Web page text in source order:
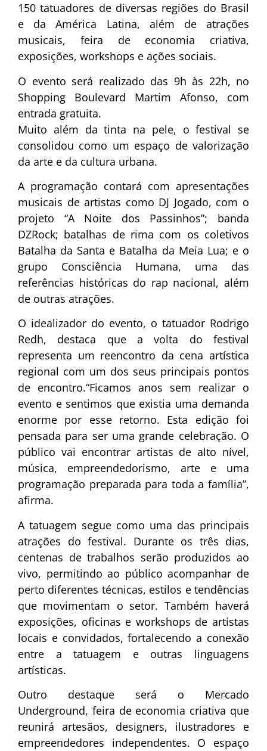
150 tatuadores de diversas regiões do Brasil
e da América Latina, além de atrações
musicais, feira de economia criativa,
exposições, workshops e ações sociais.
O evento será realizado das 9h às 22h, no
Shopping Boulevard Martim Afonso, com
entrada gratuita.
Muito além da tinta na pele, o festival se
consolidou como um espaço de valorização
da arte e da cultura urbana.
A programação contará com apresentações
musicais de artistas como DJ Jogado, com o
projeto “A Noite dos Passinhos”; banda
DZRock; batalhas de rima com os coletivos
Batalha da Santa e Batalha da Meia Lua; e o
grupo Consciência Humana, uma das
referências históricas do rap nacional, além
de outras atrações.
O idealizador do evento, o tatuador Rodrigo
Redh, destaca que a volta do festival
representa um reencontro da cena artística
regional com um dos seus principais pontos
de encontro.“Ficamos anos sem realizar o
evento e sentimos que existia uma demanda
enorme por esse retorno. Esta edição foi
pensada para ser uma grande celebração. O
público vai encontrar artistas de alto nível,
música, empreendedorismo, arte e uma
programação preparada para toda a família”,
afirma.
A tatuagem segue como uma das principais
atrações do festival. Durante os três dias,
centenas de trabalhos serão produzidos ao
vivo, permitindo ao público acompanhar de
perto diferentes técnicas, estilos e tendências
que movimentam o setor. Também haverá
exposições, oficinas e workshops de artistas
locais e convidados, fortalecendo a conexão
entre a tatuagem e outras linguagens
artísticas.
Outro destaque será o Mercado
Underground, feira de economia criativa que
reunirá artesãos, designers, ilustradores e
empreendedores independentes. O espaço